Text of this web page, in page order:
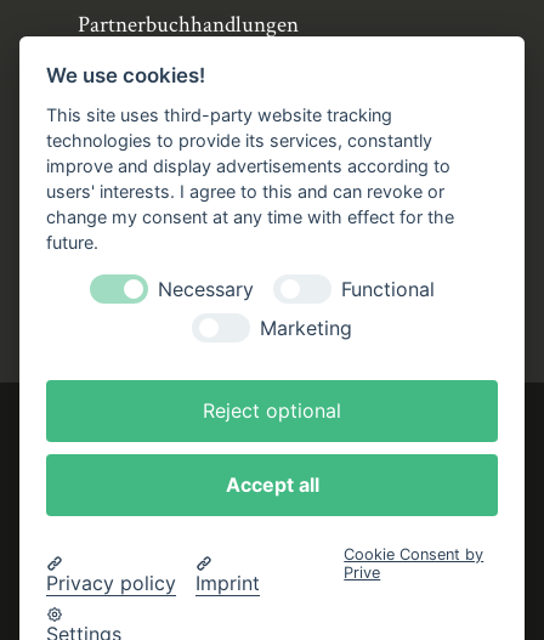
Partnerbuchhandlungen
Büchergilde online
Stellenangebote
Folgen Sie uns!
FacebookInstagramYouTubeTikTok
Zustellung durch:
Impressum
Datenschutzerklärung
We use cookies!
This site uses third-party website tracking
technologies to provide its services, constantly
improve and display advertisements according to
users' interests. I agree to this and can revoke or
change my consent at any time with effect for the
future.
Necessary
Functional
Marketing
Reject optional
Accept all
Privacy policy Imprint
Settings
Cookie Consent by
Prive